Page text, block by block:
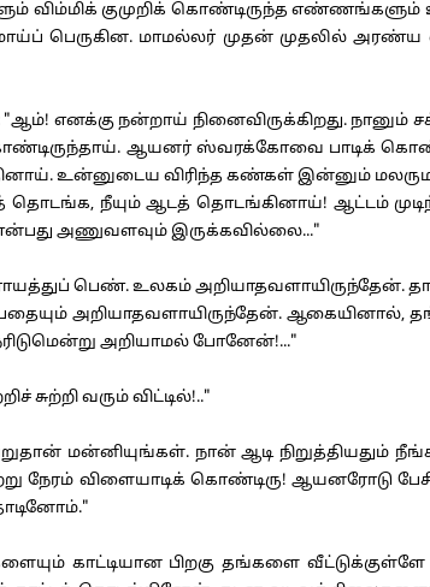
குமுறிக் கொண்டிருந்த எண்ணங்களும்
மாமல்லர் முதன் முதலில் அரண்ய
எனக்கு நன்றாய் நினைவிருக்கிறது. நானும்
ஆயனர் ஸ்வரக்கோவை பாடிக்
உன்னுடைய விரிந்த கண்கள் இன்னும்
நீயும் ஆடத் தொடங்கினாய்! ஆட்டம்
அணுவளவும் இருக்கவில்லை..."
பெண். உலகம் அறியாதவளாயிருந்தேன்.
அறியாதவளாயிருந்தேன். ஆகையினால்,
அறியாமல் போனேன்!..."
சுற்றி வரும் விட்டில்!.."
மன்னியுங்கள். நான் ஆடி
நேரம் விளையாடிக் கொண்டிரு! ஆயனரோடு
காட்டியான பிறகு தங்களை